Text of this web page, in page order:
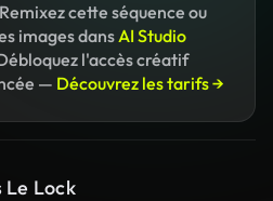
Remixez cette séquence ou
images dansAI Studio
l'accès créatif
— Découvrez les tarifs →
Le Lock